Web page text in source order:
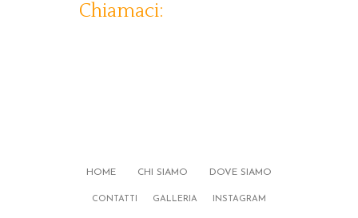
Chiamaci:
HOME CHI SIAMO DOVE SIAMO
CONTATTI GALLERIA INSTAGRAM